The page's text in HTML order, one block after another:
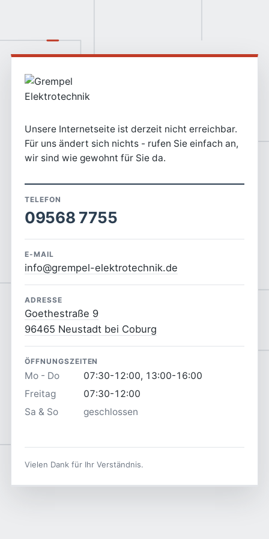
Unsere Internetseite ist derzeit nicht erreichbar.
Für uns ändert sich nichts - rufen Sie einfach an,
wir sind wie gewohnt für Sie da.
TELEFON
09568 7755
E-MAIL
info@grempel-elektrotechnik.de
ADRESSE
Goethestraße 9
96465 Neustadt bei Coburg
ÖFFNUNGSZEITEN
Mo - Do
07:30-12:00, 13:00-16:00
Freitag
07:30-12:00
Sa & So
geschlossen
Vielen Dank für Ihr Verständnis.